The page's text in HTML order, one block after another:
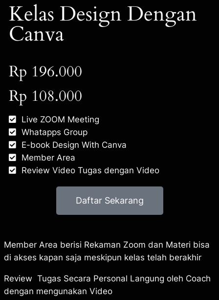
Kelas Design Dengan
Canva
Rp 196.000
Rp 108.000
Live ZOOM Meeting
Whatapps Group
E-book Design With Canva
Member Area
Review Video Tugas dengan Video
Daftar Sekarang
Member Area berisi Rekaman Zoom dan Materi bisa
di akses kapan saja meskipun kelas telah berakhir
Review Tugas Secara Personal Langung oleh Coach
dengan mengunakan Video